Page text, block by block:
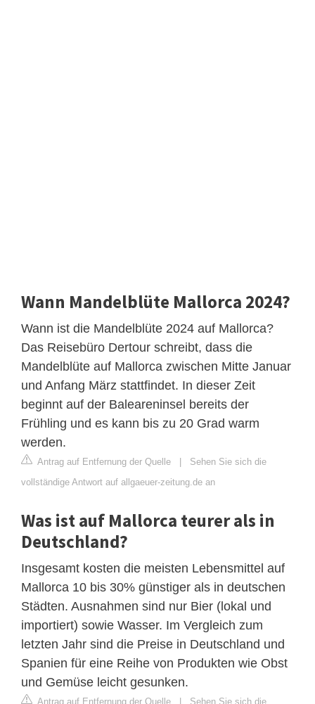
Wann Mandelblüte Mallorca 2024?
Wann ist die Mandelblüte 2024 auf Mallorca?
Das Reisebüro Dertour schreibt, dass die
Mandelblüte auf Mallorca zwischen Mitte Januar
und Anfang März stattfindet. In dieser Zeit
beginnt auf der Baleareninsel bereits der
Frühling und es kann bis zu 20 Grad warm
werden.
Antrag auf Entfernung der Quelle | Sehen Sie sich die
vollständige Antwort auf allgaeuer-zeitung.de an
Was ist auf Mallorca teurer als in
Deutschland?
Insgesamt kosten die meisten Lebensmittel auf
Mallorca 10 bis 30% günstiger als in deutschen
Städten. Ausnahmen sind nur Bier (lokal und
importiert) sowie Wasser. Im Vergleich zum
letzten Jahr sind die Preise in Deutschland und
Spanien für eine Reihe von Produkten wie Obst
und Gemüse leicht gesunken.
Antrag auf Entfernung der Quelle | Sehen Sie sich die